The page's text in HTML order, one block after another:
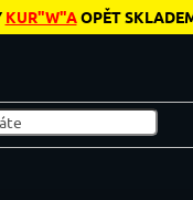
KUR"W"AOPĚT